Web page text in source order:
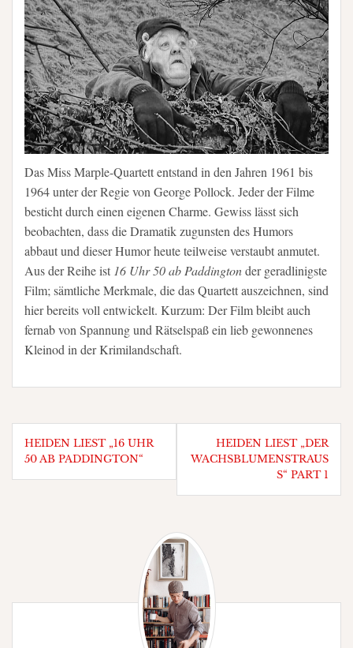
Das Miss Marple-Quartett entstand in den Jahren 1961 bis
1964 unter der Regie von George Pollock. Jeder der Filme
besticht durch einen eigenen Charme. Gewiss lässt sich
beobachten, dass die Dramatik zugunsten des Humors
abbaut und dieser Humor heute teilweise verstaubt anmutet.
Aus der Reihe ist 16 Uhr 50 ab Paddingtonder geradlinigste
Film; sämtliche Merkmale, die das Quartett auszeichnen, sind
hier bereits voll entwickelt. Kurzum: Der Film bleibt auch
fernab von Spannung und Rätselspaß ein lieb gewonnenes
Kleinod in der Krimilandschaft.
Beitragsnavigation
HEIDEN LIEST „16 UHR
50 AB PADDINGTON“
HEIDEN LIEST „DER
WACHSBLUMENSTRAUSS
“ PART 1